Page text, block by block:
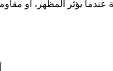
عندما يؤثر المظهر، أو